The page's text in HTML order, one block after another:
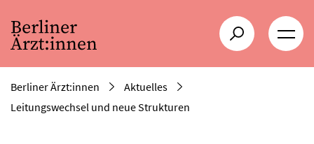
Berliner Ärzt:innen
Aktuelles
Leitungswechsel und neue Strukturen